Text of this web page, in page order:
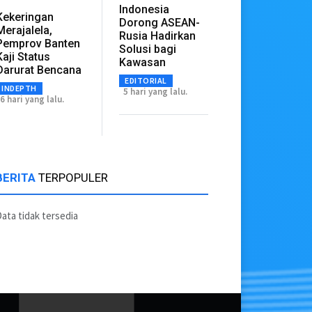
Banten
Status
Bencana
INDEPTH
6 hari yang lalu.
Indonesia
Dorong ASEAN-
Rusia Hadirkan
Solusi bagi
Kawasan
EDITORIAL
5 hari yang lalu.
TERPOPULER
tidak tersedia